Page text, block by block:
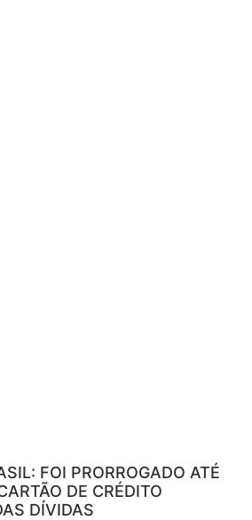
FOI PRORROGADO ATÉ
DE CRÉDITO
DÍVIDAS